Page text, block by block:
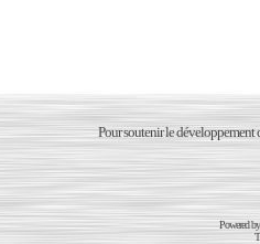
Pour soutenir le développement
Powered